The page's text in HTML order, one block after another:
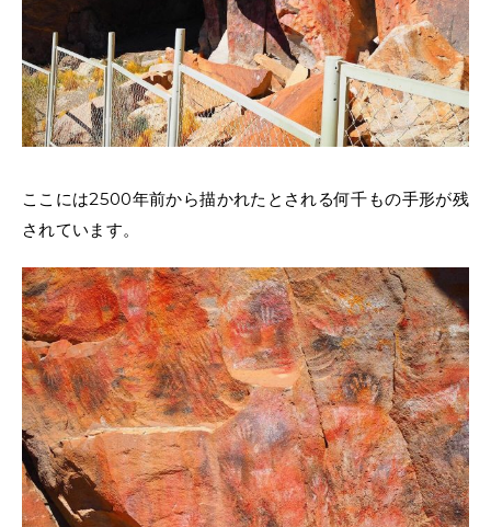
ここには2500年前から描かれたとされる何千もの手形が残
されています。